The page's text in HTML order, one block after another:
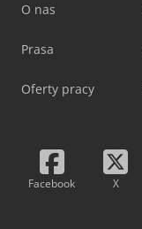
O nas
Prasa
Oferty pracy
Facebook X